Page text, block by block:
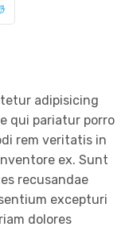
adipisicing
qui pariatur porro
rem veritatis in
ex. Sunt
recusandae
excepturi
dolores